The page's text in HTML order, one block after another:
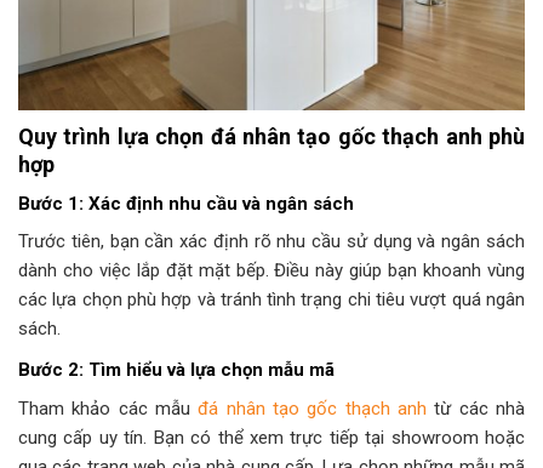
Quy trình lựa chọn đá nhân tạo gốc thạch anh phù
hợp
Bước 1: Xác định nhu cầu và ngân sách
Trước tiên, bạn cần xác định rõ nhu cầu sử dụng và ngân sách
dành cho việc lắp đặt mặt bếp. Điều này giúp bạn khoanh vùng
các lựa chọn phù hợp và tránh tình trạng chi tiêu vượt quá ngân
sách.
Bước 2: Tìm hiểu và lựa chọn mẫu mã
Tham khảo các mẫuđá nhân tạo gốc thạch anh từ các nhà
cung cấp uy tín. Bạn có thể xem trực tiếp tại showroom hoặc